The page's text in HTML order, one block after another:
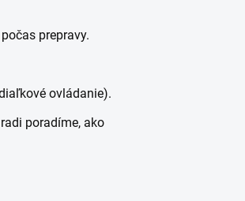
prepravy.
ovládanie).
poradíme, ako